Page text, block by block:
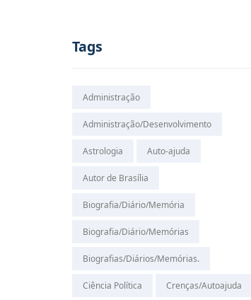
Tags
Administração
Administração/Desenvolvimento
Astrologia Auto-ajuda
Autor de Brasília
Biografia/Diário/Memória
Biografia/Diário/Memórias
Biografias/Diários/Memórias.
Ciência Política Crenças/Autoajuda